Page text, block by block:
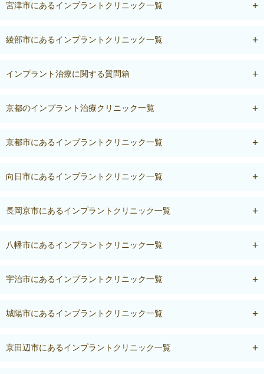
宮津市にあるインプラントクリニック一覧
綾部市にあるインプラントクリニック一覧
インプラント治療に関する質問箱
京都のインプラント治療クリニック一覧
京都市にあるインプラントクリニック一覧
向日市にあるインプラントクリニック一覧
長岡京市にあるインプラントクリニック一覧
八幡市にあるインプラントクリニック一覧
宇治市にあるインプラントクリニック一覧
城陽市にあるインプラントクリニック一覧
京田辺市にあるインプラントクリニック一覧